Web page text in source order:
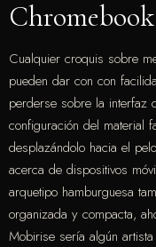
Chromebook
Cualquier croquis sobre
pueden dar con con
perderse sobre la interfaz
configuración del material
desplazándolo hacia el
acerca de dispositivos
arquetipo hamburguesa
organizada y compacta,
Mobirise serí­a algún